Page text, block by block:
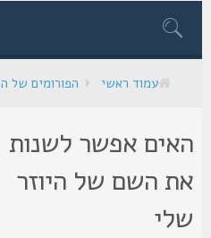
עמוד ראשי הפורומים של הסליק
אפשר לשנות
השם של היוזר